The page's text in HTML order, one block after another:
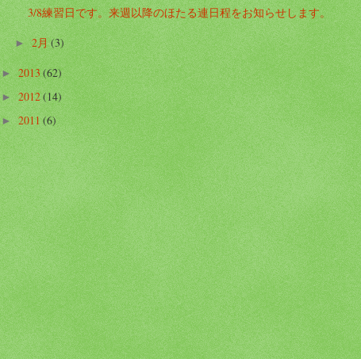
3/8練習日です。来週以降のほたる連日程をお知らせします。
►2月(3)
►2013(62)
►2012(14)
►2011(6)